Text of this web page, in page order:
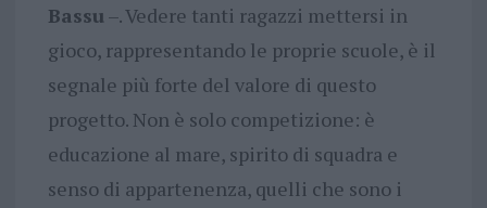
Bassu –. Vedere tanti ragazzi mettersi in
gioco, rappresentando le proprie scuole, è il
segnale più forte del valore di questo
progetto. Non è solo competizione: è
educazione al mare, spirito di squadra e
senso di appartenenza, quelli che sono i